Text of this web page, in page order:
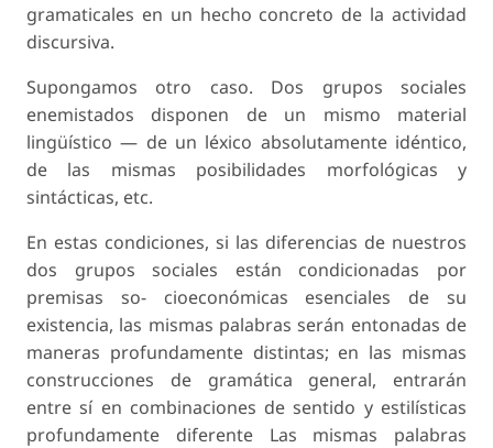
gramaticales en un hecho concreto de la actividad
discursiva.
Supongamos otro caso. Dos grupos sociales
enemistados disponen de un mismo material
lingüístico — de un léxico absolutamente idéntico,
de las mismas posibilidades morfológicas y
sintácticas, etc.
En estas condiciones, si las diferencias de nuestros
dos grupos sociales están condicionadas por
premisas so- cioeconómicas esenciales de su
existencia, las mismas palabras serán entonadas de
maneras profundamente distintas; en las mismas
construcciones de gramática general, entrarán
entre sí en combinaciones de sentido y estilísticas
profundamente diferente Las mismas palabras